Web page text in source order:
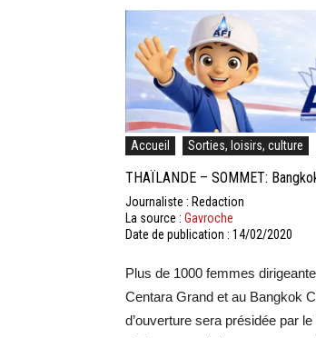
Accueil Sorties, loisirs, culture
THAÏLANDE – SOMMET:
Journaliste : Redaction
La source : Gavroche
Date de publication : 14/02/2020
Plus de 1000 femmes
Centara Grand et au Bangkok
d’ouverture sera présidée par